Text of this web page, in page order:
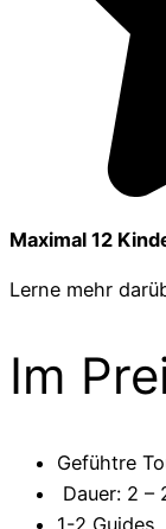
Maximal 12
Lerne mehr
Im
Gefühtre
Dauer: 2 –
1-2 Guides